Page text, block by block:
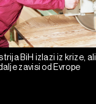
BiH izlazi iz krize, ali
zavisi od Evrope